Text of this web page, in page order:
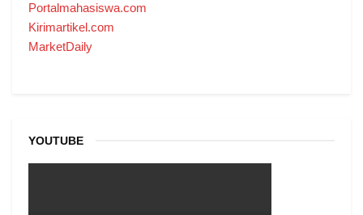
Portalmahasiswa.com
Kirimartikel.com
MarketDaily
YOUTUBE